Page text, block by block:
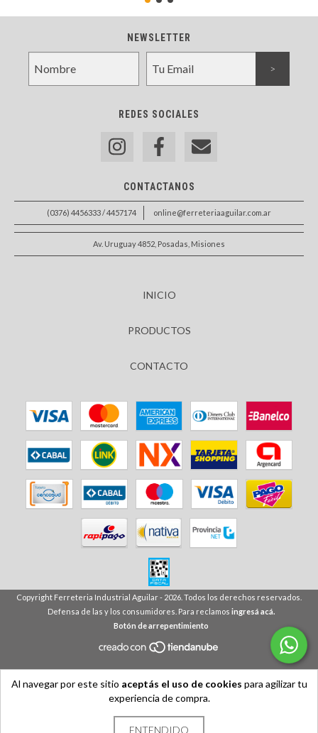
Al navegar por este sitio aceptás el uso de cookies para agilizar tu
experiencia de compra.
ENTENDIDO
NEWSLETTER
REDES SOCIALES
CONTACTANOS
(0376) 4456333 / 4457174 online@ferreteriaaguilar.com.ar
Av. Uruguay 4852, Posadas, Misiones
INICIO
PRODUCTOS
CONTACTO
Copyright Ferreteria Industrial Aguilar - 2026. Todos los derechos reservados.
Defensa de las y los consumidores. Para reclamos ingresá acá.
Botón de arrepentimiento